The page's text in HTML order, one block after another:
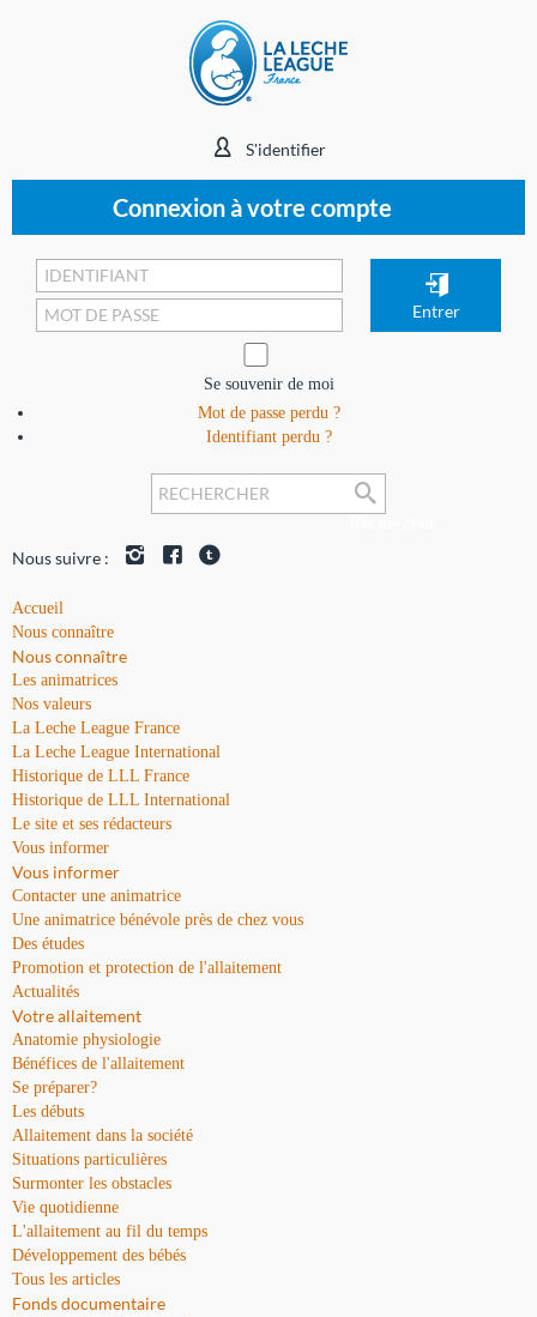
S'identifier
Connexion à votre compte
Se souvenir de moi
Mot de passe perdu ?
Identifiant perdu ?
Nous suivre :
Accueil
Nous connaître
Nous connaître
Les animatrices
Nos valeurs
La Leche League France
La Leche League International
Historique de LLL France
Historique de LLL International
Le site et ses rédacteurs
Vous informer
Vous informer
Contacter une animatrice
Une animatrice bénévole près de chez vous
Des études
Promotion et protection de l'allaitement
Actualités
Votre allaitement
Anatomie physiologie
Bénéfices de l'allaitement
Se préparer?
Les débuts
Allaitement dans la société
Situations particulières
Surmonter les obstacles
Vie quotidienne
L'allaitement au fil du temps
Développement des bébés
Tous les articles
Fonds documentaire